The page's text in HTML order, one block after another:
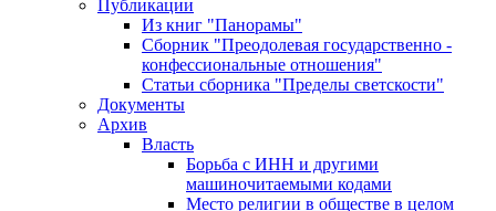
Публикации
Из книг "Панорамы"
Сборник "Преодолевая государственно -
конфессиональные отношения"
Статьи сборника "Пределы светскости"
Документы
Архив
Власть
Борьба с ИНН и другими
машиночитаемыми кодами
Место религии в обществе в целом